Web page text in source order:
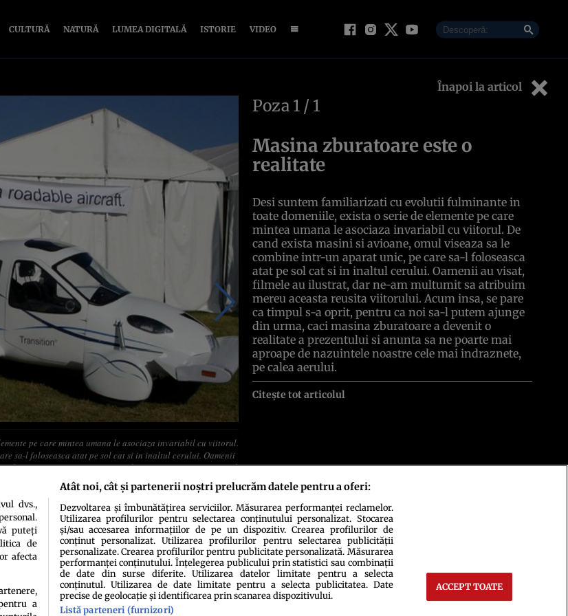
CULTURĂ NATURĂ LUMEA DIGITALĂ ISTORIE VIDEO
Înapoi la articol
pe care mintea umana le asociaza invariabil cu viitorul.
sa-l foloseasca atat pe sol cat si in inaltul cerului. Oamenii
Acum insa, se pare ca timpul s-a oprit, pentru ca noi sa-l
sa ne poarte mai aproape de nazuintele noastre cele mai
Poza 1 / 1
Masina zburatoare este o
realitate
Desi suntem familiarizati cu evolutii fulminante in
toate domeniile, exista o serie de elemente pe care
mintea umana le asociaza invariabil cu viitorul. De
cand exista masini si avioane, omul viseaza sa le
combine intr-un aparat unic, pe care sa-l foloseasca
atat pe sol cat si in inaltul cerului. Oamenii au visat,
filmele au ilustrat, dar ne-am multumit sa atribuim
mereu aceasta reusita viitorului. Acum insa, se pare
ca timpul s-a oprit, pentru ca noi sa-l putem ajunge
din urma, caci masina zburatoare a devenit o
realitate a prezentului si anunta sa ne poarte mai
aproape de nazuintele noastre cele mai indraznete,
pe calea aerului.
Citește tot articolul
Politica de cookiesTermeni şi condiţii Echipa redacțională ContactSetări Cookies
dvs.,
puteți
de
afecta
a
Atât noi, cât și partenerii noștri prelucrăm datele pentru a oferi:
Dezvoltarea și îmbunătățirea serviciilor. Măsurarea performanței reclamelor.
Utilizarea profilurilor pentru selectarea conținutului personalizat. Stocarea
și/sau accesarea informațiilor de pe un dispozitiv. Crearea profilurilor de
conținut personalizat. Utilizarea profilurilor pentru selectarea publicității
personalizate. Crearea profilurilor pentru publicitate personalizată. Măsurarea
performanței conținutului. Înțelegerea publicului prin statistici sau combinații
de date din surse diferite. Utilizarea datelor limitate pentru a selecta
conținutul. Utilizarea de date limitate pentru a selecta publicitatea. Date
precise de geolocație și identificarea prin scanarea dispozitivului.
Listă parteneri (furnizori)
ACCEPT TOATE